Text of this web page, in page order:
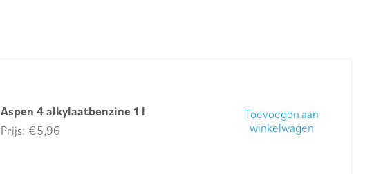
Aspen 4 alkylaatbenzine 1 l
€5,96
Toevoegen aan
winkelwagen